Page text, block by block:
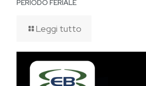
PERIODO FERIALE
Leggi tutto